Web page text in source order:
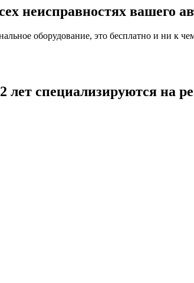
неисправностях вашего
оборудование, это бесплатно и ни к
лет специализируются на